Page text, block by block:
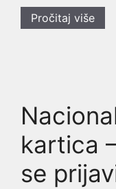
Pročitaj više
kartica
se